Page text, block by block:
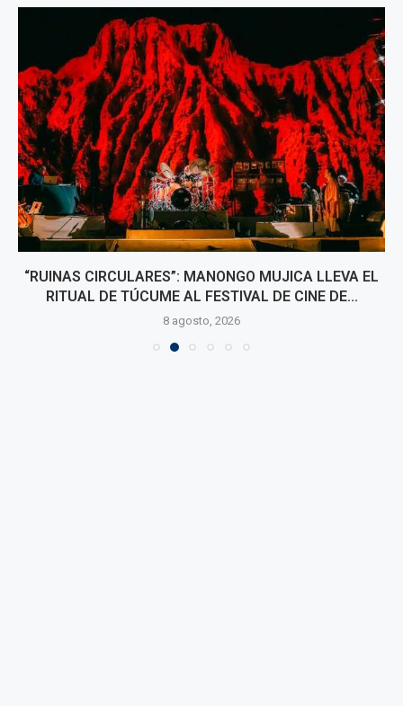
“RUINAS CIRCULARES”: MANONGO MUJICA LLEVA EL
RITUAL DE TÚCUME AL FESTIVAL DE CINE DE...
8 agosto, 2026